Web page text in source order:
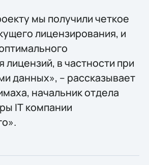
мы получили четкое
лицензирования, и
лицензий, в частности при
данных», – рассказывает
начальник отдела
IТ компании